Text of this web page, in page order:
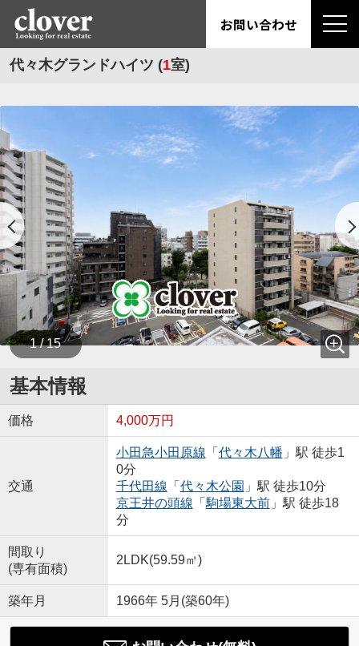
お問い合わせ
代々木グランドハイツ (1室)
1 / 15
基本情報
価格 4,000万円
交通
小田急小田原線 「 代々木八幡 」駅 徒歩1
0分
千代田線 「 代々木公園 」駅 徒歩10分
京王井の頭線 「 駒場東大前」駅 徒歩18
分
間取り
(専有面積)
2LDK(59.59㎡)
築年月 1966年 5月(築60年)